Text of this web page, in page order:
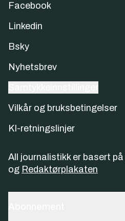
Facebook
Linkedin
Bsky
Nyhetsbrev
Vilkår og bruksbetingelser
KI-retningslinjer
All journalistikk er basert på
og Redaktørplakaten